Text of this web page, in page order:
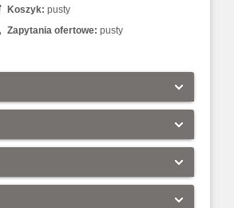
Koszyk: pusty
Zapytania ofertowe: pusty